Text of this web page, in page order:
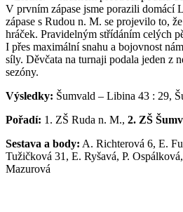
V prvním zápase jsme porazili domácí
zápase s Rudou n. M. se projevilo to,
hráček. Pravidelným střídáním celých
I přes maximální snahu a bojovnost
síly. Děvčata na turnaji podala jeden z
sezóny.
Výsledky: Šumvald – Libina 43 : 29,
Pořadí: 1. ZŠ Ruda n. M., 2. ZŠ
Sestava a body: A. Richterová 6, E.
Tužičková 31, E. Ryšavá, P.
Mazurová